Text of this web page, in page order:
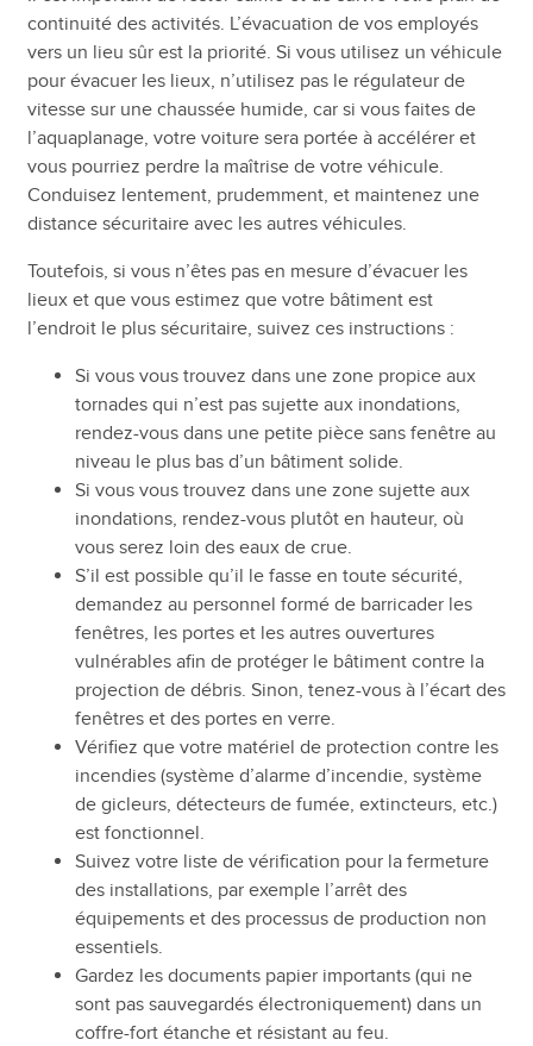
continuité des activités. L’évacuation de vos employés
vers un lieu sûr est la priorité. Si vous utilisez un véhicule
pour évacuer les lieux, n’utilisez pas le régulateur de
vitesse sur une chaussée humide, car si vous faites de
l’aquaplanage, votre voiture sera portée à accélérer et
vous pourriez perdre la maîtrise de votre véhicule.
Conduisez lentement, prudemment, et maintenez une
distance sécuritaire avec les autres véhicules.
Toutefois, si vous n’êtes pas en mesure d’évacuer les
lieux et que vous estimez que votre bâtiment est
l’endroit le plus sécuritaire, suivez ces instructions :
Si vous vous trouvez dans une zone propice aux
tornades qui n’est pas sujette aux inondations,
rendez-vous dans une petite pièce sans fenêtre au
niveau le plus bas d’un bâtiment solide.
Si vous vous trouvez dans une zone sujette aux
inondations, rendez-vous plutôt en hauteur, où
vous serez loin des eaux de crue.
S’il est possible qu’il le fasse en toute sécurité,
demandez au personnel formé de barricader les
fenêtres, les portes et les autres ouvertures
vulnérables afin de protéger le bâtiment contre la
projection de débris. Sinon, tenez-vous à l’écart des
fenêtres et des portes en verre.
Vérifiez que votre matériel de protection contre les
incendies (système d’alarme d’incendie, système
de gicleurs, détecteurs de fumée, extincteurs, etc.)
est fonctionnel.
Suivez votre liste de vérification pour la fermeture
des installations, par exemple l’arrêt des
équipements et des processus de production non
essentiels.
Gardez les documents papier importants (qui ne
sont pas sauvegardés électroniquement) dans un
coffre-fort étanche et résistant au feu.